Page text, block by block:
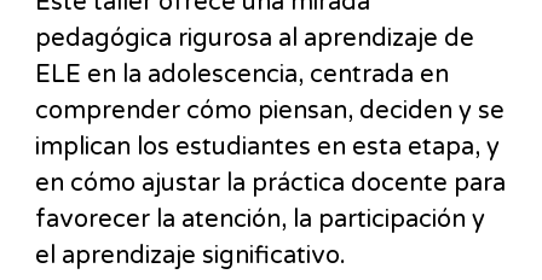
pedagógica rigurosa al aprendizaje de
ELE en la adolescencia, centrada en
comprender cómo piensan, deciden y se
implican los estudiantes en esta etapa, y
en cómo ajustar la práctica docente para
favorecer la atención, la participación y
el aprendizaje significativo.